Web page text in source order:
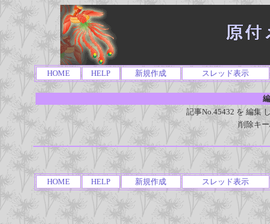
HOME HELP 新規作成 スレッド表示
記事No.45432 を 編集
削除キ
HOME HELP 新規作成 スレッド表示